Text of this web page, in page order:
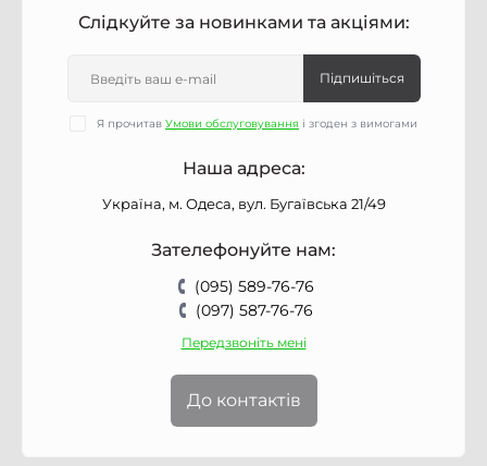
Слідкуйте за новинками та акціями:
Підпишіться
Я прочитав Умови обслуговування і згоден з вимогами
Наша адреса:
Україна, м. Одеса, вул. Бугаївська 21/49
Зателефонуйте нам:
(095) 589-76-76
(097) 587-76-76
Передзвоніть мені
До контактів